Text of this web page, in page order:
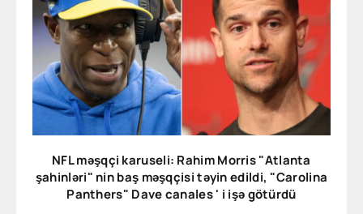
NFL məşqçi karuseli: Rahim Morris "Atlanta
şahinləri" nin baş məşqçisi təyin edildi, "Carolina
Panthers" Dave canales ' i işə götürdü